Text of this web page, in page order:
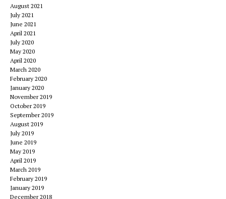
August 2021
July 2021
June 2021
April 2021
July 2020
May 2020
April 2020
March 2020
February 2020
January 2020
November 2019
October 2019
September 2019
August 2019
July 2019
June 2019
May 2019
April 2019
March 2019
February 2019
January 2019
December 2018